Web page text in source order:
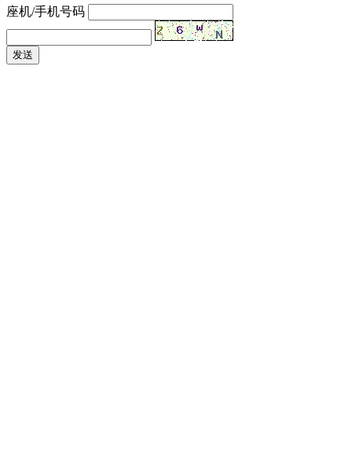
座机/手机号码